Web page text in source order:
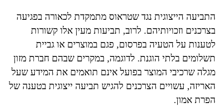
התביעה הייצוגית נגד שטראוס מתמקדת לכאורה בפגיעה
בצרכנים וזכויותיהם. לרוב, תביעות מעין אלו קשורות
לטענות על הטעיה בפרסום, פגם במוצרים או גביית
תשלומים בלתי הוגנת. לדוגמה, במקרים שבהם חברת מזון
מגלה שרכיבי המוצר בפועל אינם תואמים את המידע שעל
האריזה, עשויים הצרכנים להגיש תביעה ייצוגית בטענה של
הפרת אמון.